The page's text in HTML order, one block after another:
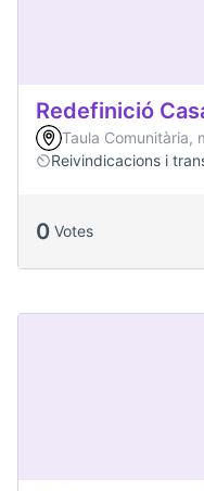
Redefinició
Taula Comunitària,
Reivindicacions i
0 Votes